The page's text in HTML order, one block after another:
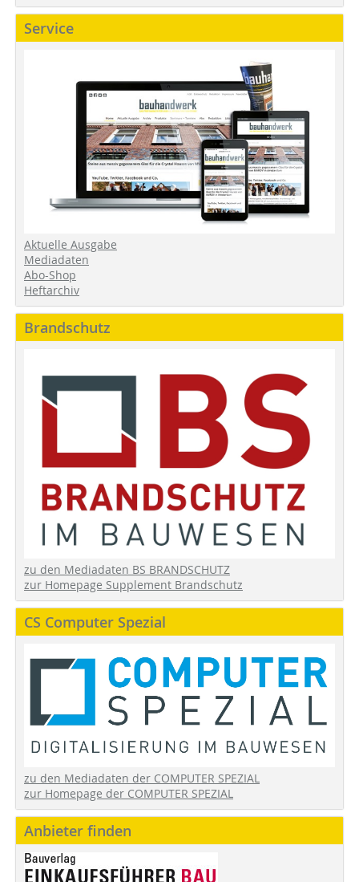
Service
Aktuelle Ausgabe
Mediadaten
Abo-Shop
Heftarchiv
Brandschutz
zu den Mediadaten BS BRANDSCHUTZ
zur Homepage Supplement Brandschutz
CS Computer Spezial
zu den Mediadaten der COMPUTER SPEZIAL
zur Homepage der COMPUTER SPEZIAL
Anbieter finden